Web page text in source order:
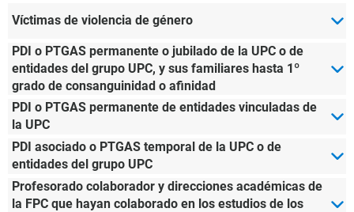
Víctimas de violencia de género
PDI o PTGAS permanente o jubilado de la UPC o de
entidades del grupo UPC, y sus familiares hasta 1º
grado de consanguinidad o afinidad
PDI o PTGAS permanente de entidades vinculadas de
la UPC
PDI asociado o PTGAS temporal de la UPC o de
entidades del grupo UPC
Profesorado colaborador y direcciones académicas de
la FPC que hayan colaborado en los estudios de los